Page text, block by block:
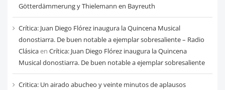
Götterdämmerung y Thielemann en Bayreuth
Crítica: Juan Diego Flórez inaugura la Quincena Musical
donostiarra. De buen notable a ejemplar sobresaliente – Radio
Clásicaen Crítica: Juan Diego Flórez inaugura la Quincena
Musical donostiarra. De buen notable a ejemplar sobresaliente
Critica: Un airado abucheo y veinte minutos de aplausos